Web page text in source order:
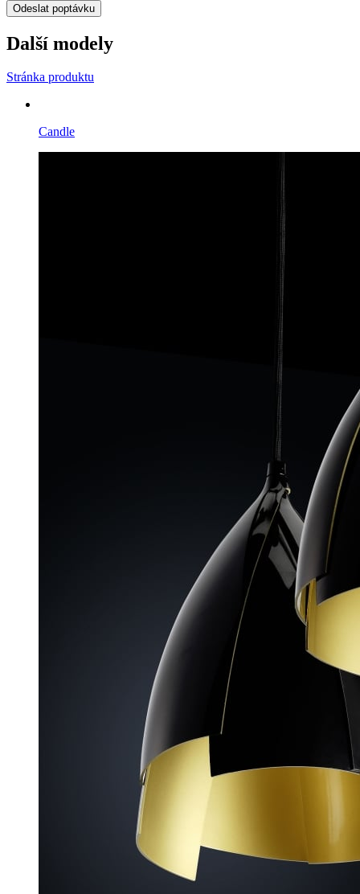
Odeslat poptávku
Další modely
Stránka produktu
Candle